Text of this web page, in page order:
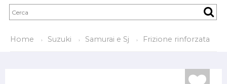
Home Suzuki Samurai e Sj Frizione rinforzata